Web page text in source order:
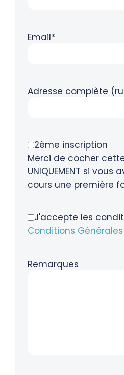
Email*
Adresse complète
2ème inscription
Merci de cocher
UNIQUEMENT si vous
cours une première
J'accepte les
Conditions Générales
Remarques